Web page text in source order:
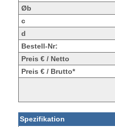
Øb
c
d
Bestell-Nr:
Preis € / Netto
Preis € / Brutto*
Spezifikation